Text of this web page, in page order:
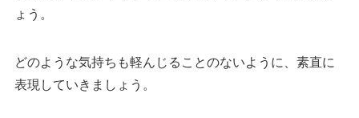
ょう。
どのような気持ちも軽んじることのないように、素直に
表現していきましょう。